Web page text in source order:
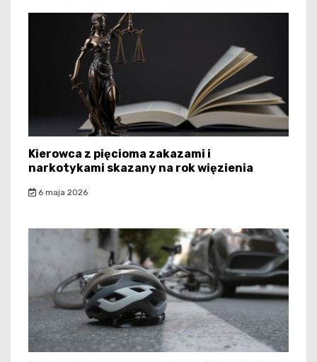
Kierowca z pięcioma zakazami i
narkotykami skazany na rok więzienia
6 maja 2026